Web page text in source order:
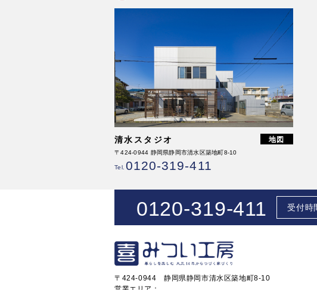
清水スタジオ 地図
〒424-0944 静岡県静岡市清水区築地町8-10
Tel. 0120-319-411
0120-319-411 受付時
〒424-0944 静岡県静岡市清水区築地町8-10